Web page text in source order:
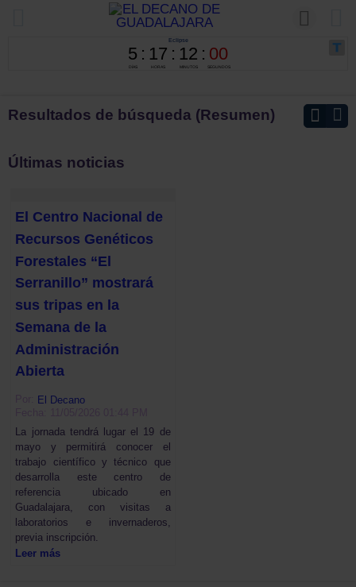
Resultados de búsqueda (Resumen)
Últimas noticias
El Centro Nacional de
Recursos Genéticos
Forestales “El
Serranillo” mostrará
sus tripas en la
Semana de la
Administración
Abierta
El Decano
La jornada tendrá lugar el 19 de
mayo y permitirá conocer el
trabajo científico y técnico que
desarrolla este centro de
referencia ubicado en
Guadalajara, con visitas a
laboratorios e invernaderos,
previa inscripción.
Leer más